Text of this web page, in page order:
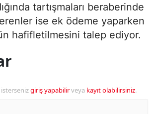
tartışmaları beraberinde
ise ek ödeme yaparken
hafifletilmesini talep ediyor.
giriş yapabilirveya kayıt olabilirsiniz.